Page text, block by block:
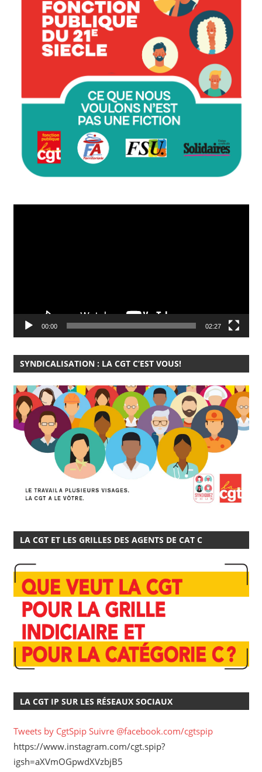
00:00 02:27
SYNDICALISATION : LA CGT C’EST VOUS!
LA CGT ET LES GRILLES DES AGENTS DE CAT C
LA CGT IP SUR LES RÉSEAUX SOCIAUX
Tweets by CgtSpip Suivre @facebook.com/cgtspip
https://www.instagram.com/cgt.spip?
igsh=aXVmOGpwdXVzbjB5